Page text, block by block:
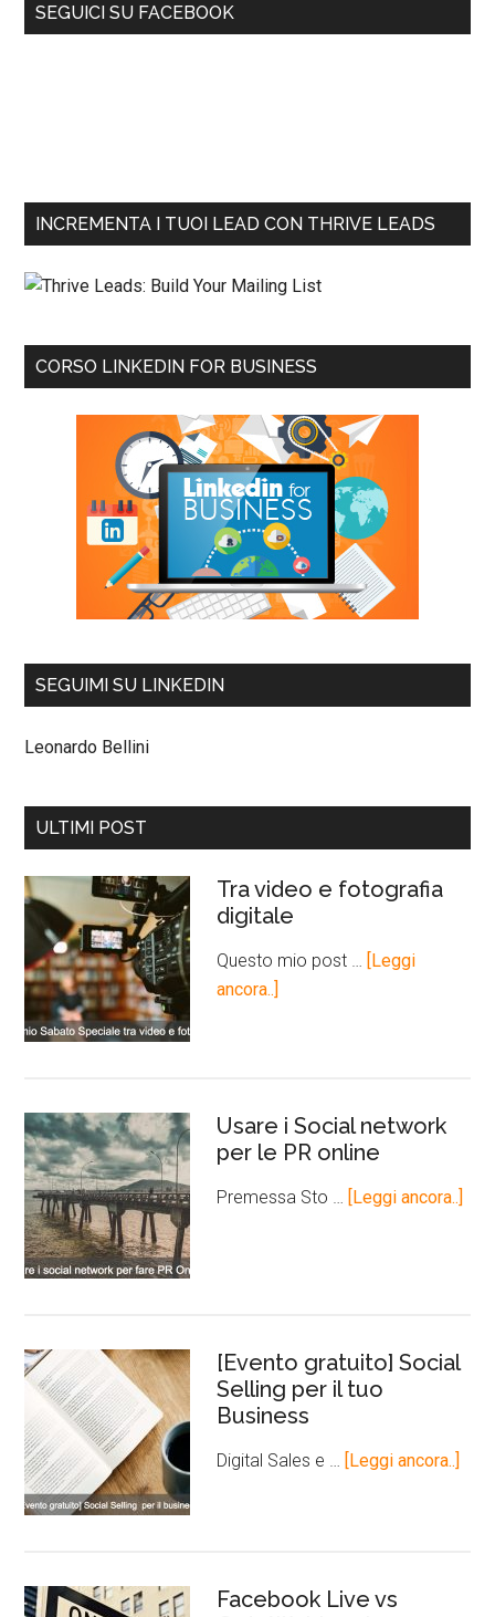
SEGUICI SU FACEBOOK
INCREMENTA I TUOI LEAD CON THRIVE LEADS
CORSO LINKEDIN FOR BUSINESS
SEGUIMI SU LINKEDIN
Leonardo Bellini
ULTIMI POST
Tra video e fotografia
digitale
Questo mio post …
[Leggi
ancora..]
Usare i Social network
per le PR online
Premessa Sto … [Leggi ancora..]
[Evento gratuito] Social
Selling per il tuo
Business
Digital Sales e … [Leggi ancora..]
Facebook Live vs